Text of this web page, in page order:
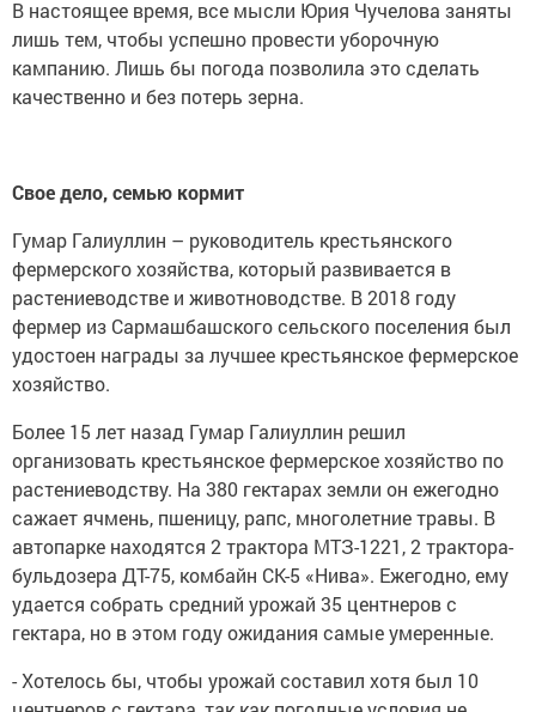
В настоящее время, все мысли Юрия Чучелова заняты
лишь тем, чтобы успешно провести уборочную
кампанию. Лишь бы погода позволила это сделать
качественно и без потерь зерна.
Свое дело, семью кормит
Гумар Галиуллин – руководитель крестьянского
фермерского хозяйства, который развивается в
растениеводстве и животноводстве. В 2018 году
фермер из Сармашбашского сельского поселения был
удостоен награды за лучшее крестьянское фермерское
хозяйство.
Более 15 лет назад Гумар Галиуллин решил
организовать крестьянское фермерское хозяйство по
растениеводству. На 380 гектарах земли он ежегодно
сажает ячмень, пшеницу, рапс, многолетние травы. В
автопарке находятся 2 трактора МТЗ-1221, 2 трактора-
бульдозера ДТ-75, комбайн СК-5 «Нива». Ежегодно, ему
удается собрать средний урожай 35 центнеров с
гектара, но в этом году ожидания самые умеренные.
- Хотелось бы, чтобы урожай составил хотя был 10